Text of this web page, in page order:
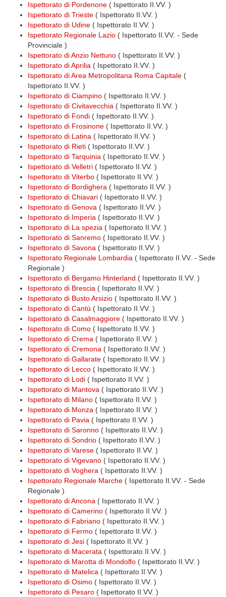
Ispettorato di Pordenone ( Ispettorato II.VV. )
Ispettorato di Trieste ( Ispettorato II.VV. )
Ispettorato di Udine ( Ispettorato II.VV. )
Ispettorato Regionale Lazio ( Ispettorato II.VV. - Sede
Provinciale )
Ispettorato di Anzio Nettuno ( Ispettorato II.VV. )
Ispettorato di Aprilia ( Ispettorato II.VV. )
Ispettorato di Area Metropolitana Roma Capitale (
Ispettorato II.VV. )
Ispettorato di Ciampino ( Ispettorato II.VV. )
Ispettorato di Civitavecchia ( Ispettorato II.VV. )
Ispettorato di Fondi ( Ispettorato II.VV. )
Ispettorato di Frosinone ( Ispettorato II.VV. )
Ispettorato di Latina ( Ispettorato II.VV. )
Ispettorato di Rieti ( Ispettorato II.VV. )
Ispettorato di Tarquinia ( Ispettorato II.VV. )
Ispettorato di Velletri ( Ispettorato II.VV. )
Ispettorato di Viterbo ( Ispettorato II.VV. )
Ispettorato di Bordighera ( Ispettorato II.VV. )
Ispettorato di Chiavari ( Ispettorato II.VV. )
Ispettorato di Genova ( Ispettorato II.VV. )
Ispettorato di Imperia ( Ispettorato II.VV. )
Ispettorato di La spezia ( Ispettorato II.VV. )
Ispettorato di Sanremo ( Ispettorato II.VV. )
Ispettorato di Savona ( Ispettorato II.VV. )
Ispettorato Regionale Lombardia ( Ispettorato II.VV. - Sede
Regionale )
Ispettorato di Bergamo Hinterland ( Ispettorato II.VV. )
Ispettorato di Brescia ( Ispettorato II.VV. )
Ispettorato di Busto Arsizio ( Ispettorato II.VV. )
Ispettorato di Cantù ( Ispettorato II.VV. )
Ispettorato di Casalmaggiore ( Ispettorato II.VV. )
Ispettorato di Como ( Ispettorato II.VV. )
Ispettorato di Crema ( Ispettorato II.VV. )
Ispettorato di Cremona ( Ispettorato II.VV. )
Ispettorato di Gallarate ( Ispettorato II.VV. )
Ispettorato di Lecco ( Ispettorato II.VV. )
Ispettorato di Lodi ( Ispettorato II.VV. )
Ispettorato di Mantova ( Ispettorato II.VV. )
Ispettorato di Milano ( Ispettorato II.VV. )
Ispettorato di Monza ( Ispettorato II.VV. )
Ispettorato di Pavia ( Ispettorato II.VV. )
Ispettorato di Saronno ( Ispettorato II.VV. )
Ispettorato di Sondrio ( Ispettorato II.VV. )
Ispettorato di Varese ( Ispettorato II.VV. )
Ispettorato di Vigevano ( Ispettorato II.VV. )
Ispettorato di Voghera ( Ispettorato II.VV. )
Ispettorato Regionale Marche ( Ispettorato II.VV. - Sede
Regionale )
Ispettorato di Ancona ( Ispettorato II.VV. )
Ispettorato di Camerino ( Ispettorato II.VV. )
Ispettorato di Fabriano ( Ispettorato II.VV. )
Ispettorato di Fermo ( Ispettorato II.VV. )
Ispettorato di Jesi ( Ispettorato II.VV. )
Ispettorato di Macerata ( Ispettorato II.VV. )
Ispettorato di Marotta di Mondolfo ( Ispettorato II.VV. )
Ispettorato di Matelica ( Ispettorato II.VV. )
Ispettorato di Osimo ( Ispettorato II.VV. )
Ispettorato di Pesaro ( Ispettorato II.VV. )